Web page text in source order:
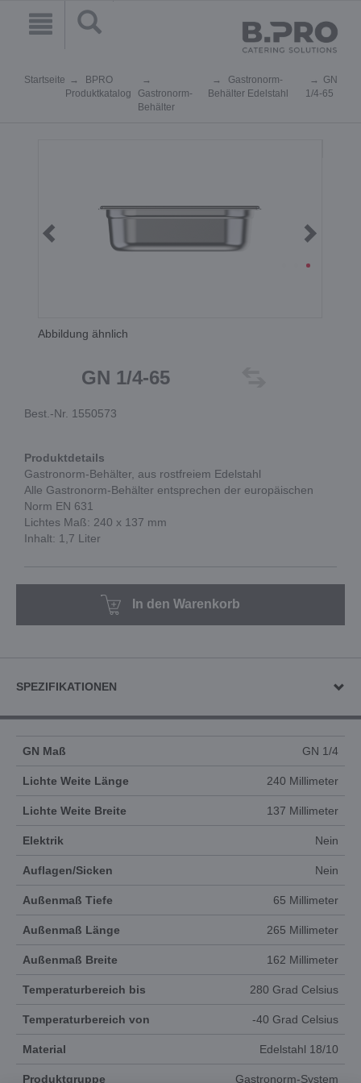
Startseite
BPRO
Produktkatalog
Gastronorm-
Behälter
Gastronorm-
Behälter Edelstahl
GN
1/4-65
Abbildung ähnlich
GN 1/4-65
Best.-Nr. 1550573
Produktdetails
Gastronorm-Behälter, aus rostfreiem Edelstahl
Alle Gastronorm-Behälter entsprechen der europäischen
Norm EN 631
Lichtes Maß: 240 x 137 mm
Inhalt: 1,7 Liter
In den Warenkorb
SPEZIFIKATIONEN
GN Maß GN 1/4
Lichte Weite Länge 240 Millimeter
Lichte Weite Breite 137 Millimeter
Elektrik Nein
Auflagen/Sicken Nein
Außenmaß Tiefe 65 Millimeter
Außenmaß Länge 265 Millimeter
Außenmaß Breite 162 Millimeter
Temperaturbereich bis 280 Grad Celsius
Temperaturbereich von -40 Grad Celsius
Material Edelstahl 18/10
Produktgruppe Gastronorm-System